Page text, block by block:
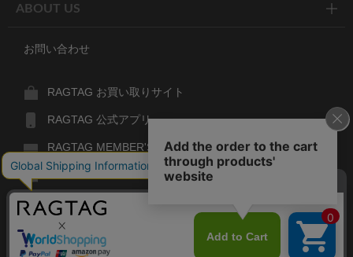
ABOUT US
お問い合わせ
RAGTAG お買い取りサイト
RAGTAG 公式アプリ
RAGTAG MEMBER'S CARD
RAGTAG MAGAZINE
RAGTAG Global